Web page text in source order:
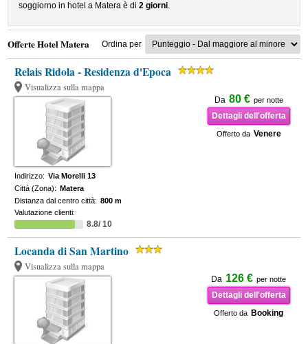
soggiorno in hotel a Matera è di2 giorni.
Offerte Hotel Matera Ordina per
Relais Ridola - Residenza d'Epoca
Visualizza sulla mappa
Da 80 € per notte
Dettagli dell'offerta
Offerto da Venere
Indirizzo: Via Morelli 13
Città (Zona): Matera
Distanza dal centro città: 800 m
Valutazione clienti:
8.8/ 10
Locanda di San Martino
Visualizza sulla mappa
Da 126 € per notte
Dettagli dell'offerta
Offerto da Booking